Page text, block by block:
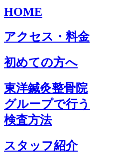
HOME
アクセス・料金
初めての方へ
東洋鍼灸整骨院
グループで行う
検査方法
スタッフ紹介